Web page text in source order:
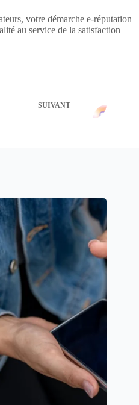
votre démarche e-réputation
au service de la satisfaction
SUIVANT